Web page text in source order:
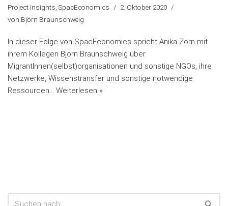
Project Insights SpacEconomics
2. Oktober 2020
von Björn Braunschweig
In dieser Folge von SpacEconomics spricht Anika Zorn mit
ihrem Kollegen Björn Braunschweig über
MigrantInnen(selbst)organisationen und sonstige NGOs, ihre
Netzwerke, Wissenstransfer und sonstige notwendige
Ressourcen… Weiterlesen »